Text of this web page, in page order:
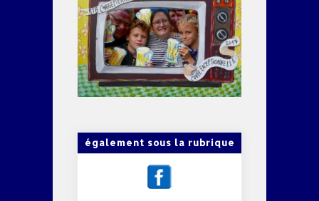
également sous la rubrique